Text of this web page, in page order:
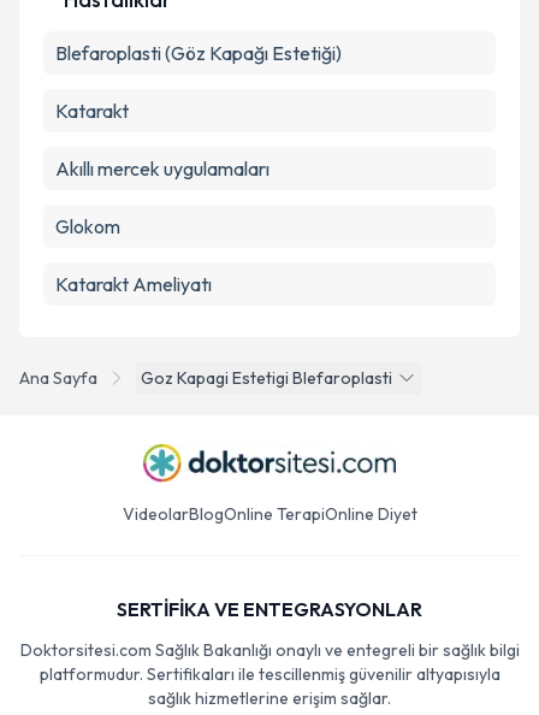
Ana Sayfa Goz Kapagi Estetigi Blefaroplasti
Blefaroplasti (Göz Kapağı Estetiği)
Katarakt
Akıllı mercek uygulamaları
Glokom
Katarakt Ameliyatı
VideolarBlogOnline TerapiOnline Diyet
SERTİFİKA VE ENTEGRASYONLAR
Doktorsitesi.com Sağlık Bakanlığı onaylı ve entegreli bir sağlık bilgi
platformudur. Sertifikaları ile tescillenmiş güvenilir altyapısıyla
sağlık hizmetlerine erişim sağlar.